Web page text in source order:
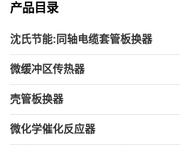
产品目录
沈氏节能:同轴电缆套管板换器
微缓冲区传热器
壳管板换器
微化学催化反应器